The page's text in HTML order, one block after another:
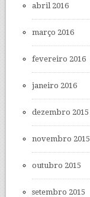
abril 2016
março 2016
fevereiro 2016
janeiro 2016
dezembro 2015
novembro 2015
outubro 2015
setembro 2015